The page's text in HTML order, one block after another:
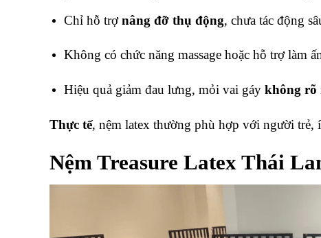
Chỉ hỗ trợnâng đỡ thụ động, chưa tác động
Không có chức năng massage hoặc hỗ trợ làm
Hiệu quả giảm đau lưng, mỏi vai gáy không rõ
Thực tế, nệm latex thường phù hợp với người trẻ,
Nệm Treasure Latex Thái